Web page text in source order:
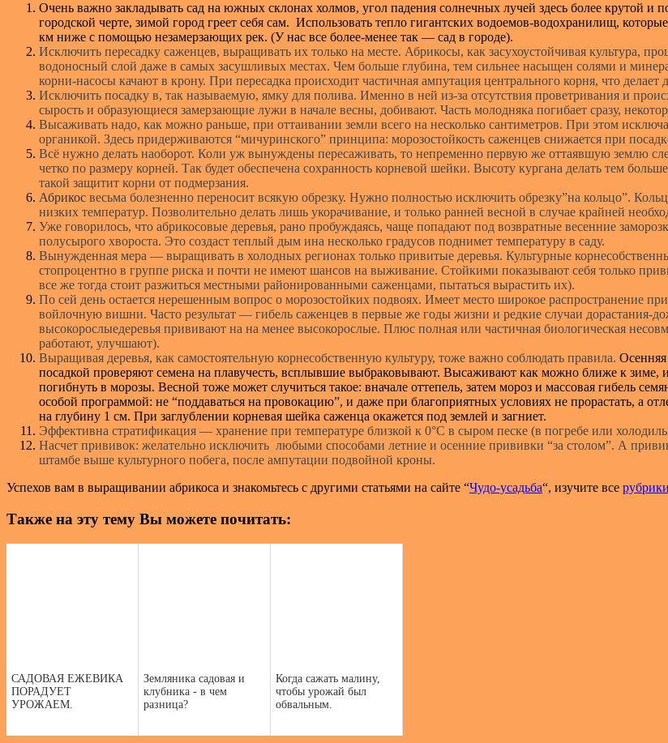
Очень важно закладывать сад на южных склонах холмов, угол падения солнечных лучей здесь более крутой и
городской черте, зимой город греет себя сам. Использовать тепло гигантских водоемов-водохранилищ,
км ниже с помощью незамерзающих рек. (У нас все более-менее так — сад в городе).
Исключить пересадку саженцев, выращивать их только на месте. Абрикосы, как засухоустойчивая культура,
водоносный слой даже в самых засушливых местах. Чем больше глубина, тем сильнее насыщен солями и
корни-насосы качают в крону. При пересадка происходит частичная ампутация центрального корня, что
Исключить посадку в, так называемую, ямку для полива. Именно в ней из-за отсутствия проветривания и
сырость и образующиеся замерзающие лужи в начале весны, добивают. Часть молодняка погибает сразу,
Высаживать надо, как можно раньше, при оттаивании земли всего на несколько сантиметров. При этом
органикой. Здесь придерживаются “мичуринского” принципа: морозостойкость саженцев снижается при
Всё нужно делать наоборот. Коли уж вынуждены пересаживать, то непременно первую же оттаявшую землю
четко по размеру корней. Так будет обеспечена сохранность корневой шейки. Высоту кургана делать тем
такой защитит корни от подмерзания.
Абрикос весьма болезненно переносит всякую обрезку. Нужно полностью исключить обрезку”на кольцо”.
низких температур. Позволительно делать лишь укорачивание, и только ранней весной в случае крайней
Уже говорилось, что абрикосовые деревья, рано пробуждаясь, чаще попадают под возвратные весенние
полусырого хвороста. Это создаст теплый дым ина несколько градусов поднимет температуру в саду.
Вынужденная мера — выращивать в холодных регионах только привитые деревья. Культурные
стопроцентно в группе риска и почти не имеют шансов на выживание. Стойкими показывают себя только
все же тогда стоит разжиться местными районированными саженцами, пытаться вырастить их).
По сей день остается нерешенным вопрос о морозостойких подвоях. Имеет место широкое распространение
войлочную вишни. Часто результат — гибель саженцев в первые же годы жизни и редкие случаи дорастания-
высокорослыедеревья прививают на на менее высокорослые. Плюс полная или частичная биологическая
работают, улучшают).
Выращивая деревья, как самостоятельную корнесобственную культуру, тоже важно соблюдать правила. Осенняя
посадкой проверяют семена на плавучесть, всплывшие выбраковывают. Высаживают как можно ближе к зиме,
погибнуть в морозы. Весной тоже может случиться такое: вначале оттепель, затем мороз и массовая гибель
особой программой: не “поддаваться на провокацию”, и даже при благоприятных условиях не прорастать, а
на глубину 1 см. При заглублении корневая шейка саженца окажется под землей и загниет.
Эффективна стратификация — хранение при температуре близкой к 0°C в сыром песке (в погребе или
Насчет прививок: желательно исключить любыми способами летние и осенние прививки “за столом”. А
штамбе выше культурного побега, после ампутации подвойной кроны.
Успехов вам в выращивании абрикоса и знакомьтесь с другими статьями на сайте “Чудо-усадьба“, изучите все рубрики
Также на эту тему Вы можете почитать:
САДОВАЯ ЕЖЕВИКА
ПОРАДУЕТ
УРОЖАЕМ.
Земляника садовая и
клубника - в чем
разница?
Когда сажать малину,
чтобы урожай был
обвальным.